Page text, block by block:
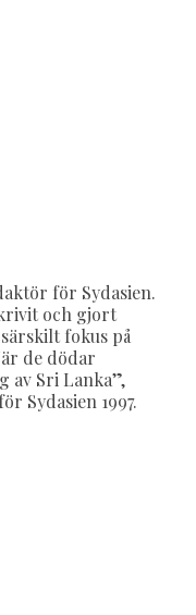
för Sydasien.
och gjort
fokus på
de dödar
av Sri Lanka”,
Sydasien 1997.